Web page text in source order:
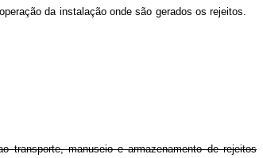
da instalação onde são gerados os rejeitos.
transporte, manuseio e armazenamento de rejeitos